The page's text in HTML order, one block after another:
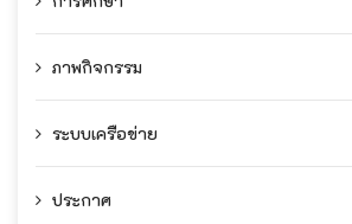
ภาพกิจกรรม
ระบบเครือข่าย
ประกาศ